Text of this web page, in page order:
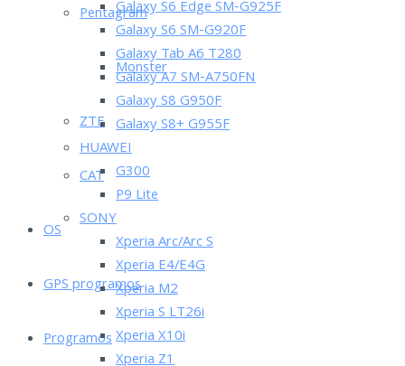
Pentagram
Monster
ZTE
CAT
OS
GPS programos
Programos
Galaxy S6 Edge SM-G925F
Galaxy S6 SM-G920F
Galaxy Tab A6 T280
Galaxy A7 SM-A750FN
Galaxy S8 G950F
Galaxy S8+ G955F
HUAWEI
G300
P9 Lite
SONY
Xperia Arc/Arc S
Xperia E4/E4G
Xperia M2
Xperia S LT26i
Xperia X10i
Xperia Z1